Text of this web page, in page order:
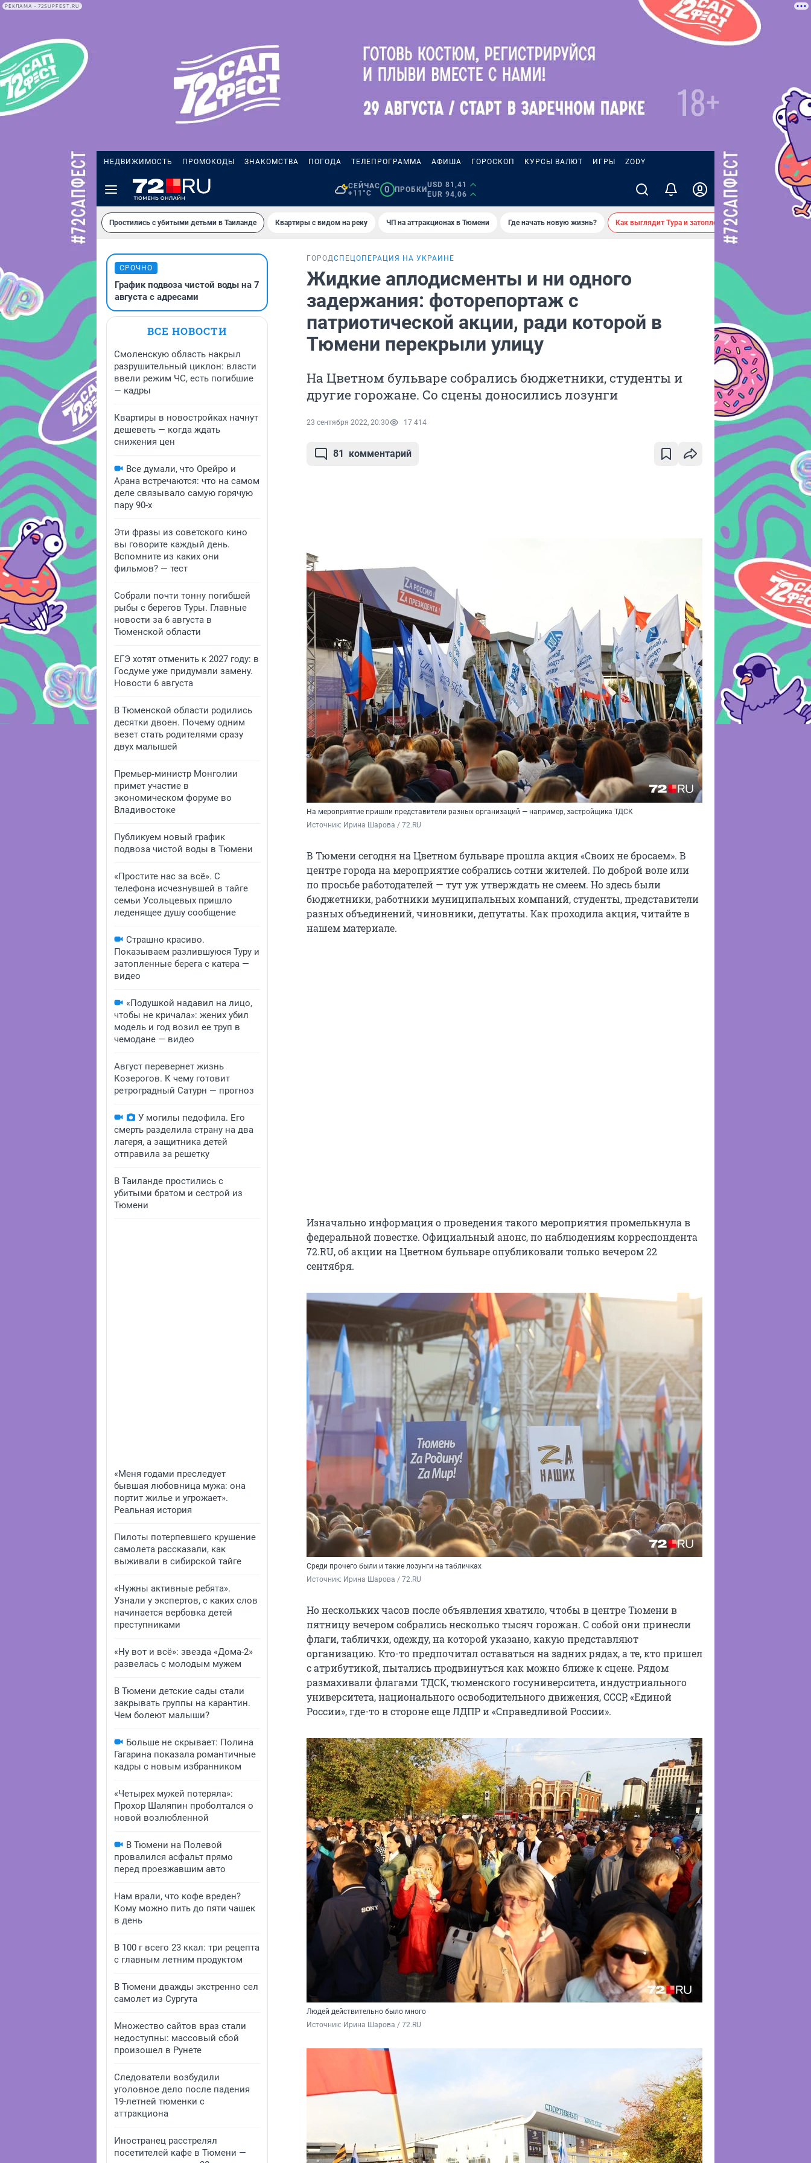
РЕКЛАМА • 72SUPFEST.RU
НЕДВИЖИМОСТЬ ПРОМОКОДЫ ЗНАКОМСТВА ПОГОДА ТЕЛЕПРОГРАММА АФИША ГОРОСКОП КУРСЫ ВАЛЮТ ИГРЫ ZODY
СЕЙЧАС
+11°C
0 ПРОБКИ
USD 81,41
EUR 94,06
Простились с убитыми детьми в Таиланде Квартиры с видом на реку ЧП на аттракционах в Тюмени Где начать новую жизнь? Как выглядит Тура и затопленные берега — вид с реки
СРОЧНО
График подвоза чистой воды на 7
августа с адресами
ВСЕ НОВОСТИ
Смоленскую область накрыл
разрушительный циклон: власти
ввели режим ЧС, есть погибшие
— кадры
Квартиры в новостройках начнут
дешеветь — когда ждать
снижения цен
Все думали, что Орейро и
Арана встречаются: что на самом
деле связывало самую горячую
пару 90-х
Эти фразы из советского кино
вы говорите каждый день.
Вспомните из каких они
фильмов? — тест
Собрали почти тонну погибшей
рыбы с берегов Туры. Главные
новости за 6 августа в
Тюменской области
ЕГЭ хотят отменить к 2027 году: в
Госдуме уже придумали замену.
Новости 6 августа
В Тюменской области родились
десятки двоен. Почему одним
везет стать родителями сразу
двух малышей
Премьер‑министр Монголии
примет участие в
экономическом форуме во
Владивостоке
Публикуем новый график
подвоза чистой воды в Тюмени
«Простите нас за всё». С
телефона исчезнувшей в тайге
семьи Усольцевых пришло
леденящее душу сообщение
Страшно красиво.
Показываем разлившуюся Туру и
затопленные берега с катера —
видео
«Подушкой надавил на лицо,
чтобы не кричала»: жених убил
модель и год возил ее труп в
чемодане — видео
Август перевернет жизнь
Козерогов. К чему готовит
ретроградный Сатурн — прогноз
У могилы педофила. Его
смерть разделила страну на два
лагеря, а защитника детей
отправила за решетку
В Таиланде простились с
убитыми братом и сестрой из
Тюмени
«Меня годами преследует
бывшая любовница мужа: она
портит жилье и угрожает».
Реальная история
Пилоты потерпевшего крушение
самолета рассказали, как
выживали в сибирской тайге
«Нужны активные ребята».
Узнали у экспертов, с каких слов
начинается вербовка детей
преступниками
«Ну вот и всё»: звезда «Дома-2»
развелась с молодым мужем
В Тюмени детские сады стали
закрывать группы на карантин.
Чем болеют малыши?
Больше не скрывает: Полина
Гагарина показала романтичные
кадры с новым избранником
«Четырех мужей потеряла»:
Прохор Шаляпин проболтался о
новой возлюбленной
В Тюмени на Полевой
провалился асфальт прямо
перед проезжавшим авто
Нам врали, что кофе вреден?
Кому можно пить до пяти чашек
в день
В 100 г всего 23 ккал: три рецепта
с главным летним продуктом
В Тюмени дважды экстренно сел
самолет из Сургута
Множество сайтов враз стали
недоступны: массовый сбой
произошел в Рунете
Следователи возбудили
уголовное дело после падения
19-летней тюменки с
аттракциона
Иностранец расстрелял
посетителей кафе в Тюмени —
ГОРОДСПЕЦОПЕРАЦИЯ НА УКРАИНЕ
Жидкие аплодисменты и ни одного
задержания: фоторепортаж с
патриотической акции, ради которой в
Тюмени перекрыли улицу
На Цветном бульваре собрались бюджетники, студенты и
другие горожане. Со сцены доносились лозунги
23 сентября 2022, 20:30 17 414
81 комментарий
На мероприятие пришли представители разных организаций — например, застройщика ТДСК
Источник: Ирина Шарова / 72.RU
В Тюмени сегодня на Цветном бульваре прошла акция «Своих не бросаем». В
центре города на мероприятие собрались сотни жителей. По доброй воле или
по просьбе работодателей — тут уж утверждать не смеем. Но здесь были
бюджетники, работники муниципальных компаний, студенты, представители
разных объединений, чиновники, депутаты. Как проходила акция, читайте в
нашем материале.
Изначально информация о проведения такого мероприятия промелькнула в
федеральной повестке. Официальный анонс, по наблюдениям корреспондента
72.RU, об акции на Цветном бульваре опубликовали только вечером 22
сентября.
Среди прочего были и такие лозунги на табличках
Источник: Ирина Шарова / 72.RU
Но нескольких часов после объявления хватило, чтобы в центре Тюмени в
пятницу вечером собрались несколько тысяч горожан. С собой они принесли
флаги, таблички, одежду, на которой указано, какую представляют
организацию. Кто-то предпочитал оставаться на задних рядах, а те, кто пришел
с атрибутикой, пытались продвинуться как можно ближе к сцене. Рядом
размахивали флагами ТДСК, тюменского госуниверситета, индустриального
университета, национального освободительного движения, СССР, «Единой
России», где-то в стороне еще ЛДПР и «Справедливой России».
Людей действительно было много
Источник: Ирина Шарова / 72.RU